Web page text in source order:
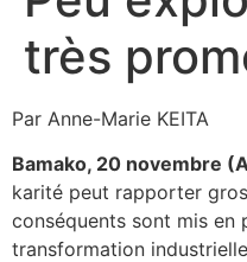
très
Par Anne-Marie KEITA
Bamako, 20 novembre
karité peut rapporter
conséquents sont mis en
transformation